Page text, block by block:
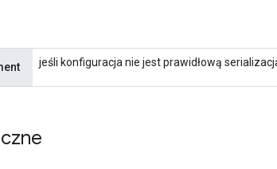
jeśli konfiguracja nie jest prawidłową